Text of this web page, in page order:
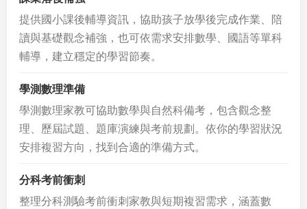
提供國小課後輔導資訊，協助孩子放學後完成作業、陪
讀與基礎觀念補強，也可依需求安排數學、國語等單科
輔導，建立穩定的學習節奏。
學測數理準備
學測數理家教可協助數學與自然科備考，包含觀念整
理、歷屆試題、題庫演練與考前規劃。依你的學習狀況
安排複習方向，找到合適的準備方式。
分科考前衝刺
整理分科測驗考前衝刺家教與短期複習需求，涵蓋數